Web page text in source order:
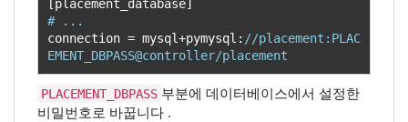
[placement_database]
# ...
connection = mysql+pymysql : //placement:PLAC
EMENT_DBPASS@controller/placement
PLACEMENT_DBPASS 부분에 데이터베이스에서 설정한
비밀번호로 바꿉니다 .